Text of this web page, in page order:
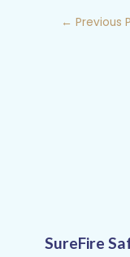
← Previous
SureFire